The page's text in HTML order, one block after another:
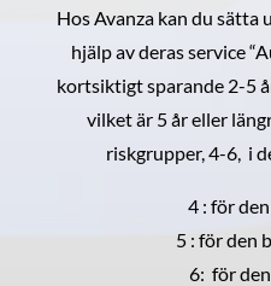
Hos Avanza kan du sätta
hjälp av deras service
kortsiktigt sparande 2-5
vilket är 5 år eller
riskgrupper, 4-6, i
4 : för
5 : för den
6: för